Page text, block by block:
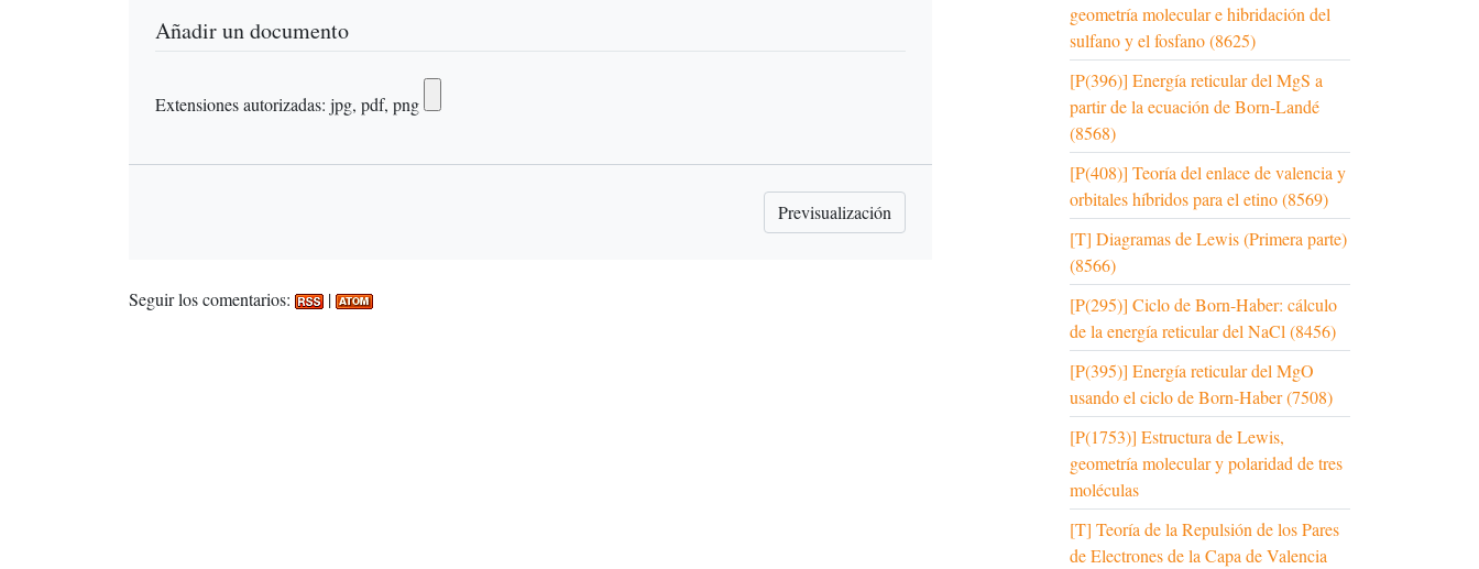
Añadir un documento
Extensiones autorizadas: jpg, pdf, png
Seguir los comentarios: |
geometría molecular e hibridación del
sulfano y el fosfano (8625)
[P(396)] Energía reticular del MgS a
partir de la ecuación de Born-Landé
(8568)
[P(408)] Teoría del enlace de valencia y
orbitales híbridos para el etino (8569)
[T] Diagramas de Lewis (Primera parte)
(8566)
[P(295)] Ciclo de Born-Haber: cálculo
de la energía reticular del NaCl (8456)
[P(395)] Energía reticular del MgO
usando el ciclo de Born-Haber (7508)
[P(1753)] Estructura de Lewis,
geometría molecular y polaridad de tres
moléculas
[T] Teoría de la Repulsión de los Pares
de Electrones de la Capa de Valencia